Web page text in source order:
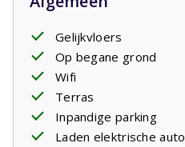
Gelijkvloers
Op begane grond
Wifi
Terras
Inpandige parking
Laden elektrische auto